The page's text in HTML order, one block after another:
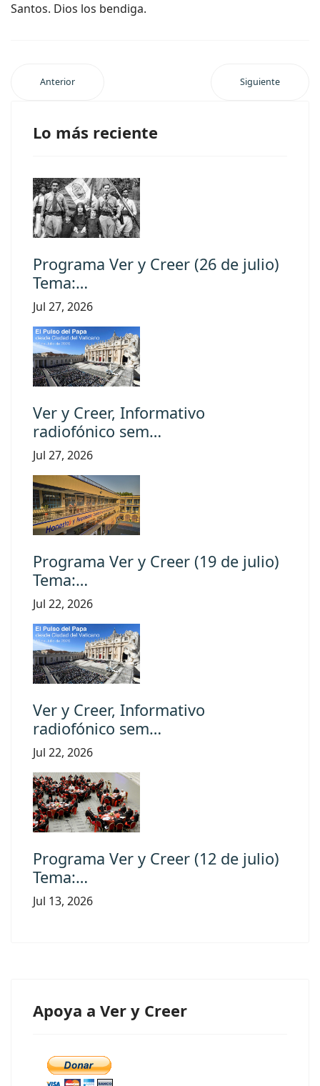
Santos. Dios los bendiga.
Anterior Siguiente
Lo más reciente
Programa Ver y Creer (26 de julio)
Tema:…
Jul 27, 2026
Ver y Creer, Informativo
radiofónico sem…
Jul 27, 2026
Programa Ver y Creer (19 de julio)
Tema:…
Jul 22, 2026
Ver y Creer, Informativo
radiofónico sem…
Jul 22, 2026
Programa Ver y Creer (12 de julio)
Tema:…
Jul 13, 2026
Apoya a Ver y Creer